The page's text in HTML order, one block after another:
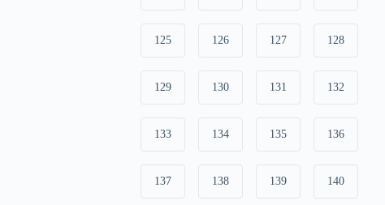
125 126 127 128
129 130 131 132
133 134 135 136
137 138 139 140